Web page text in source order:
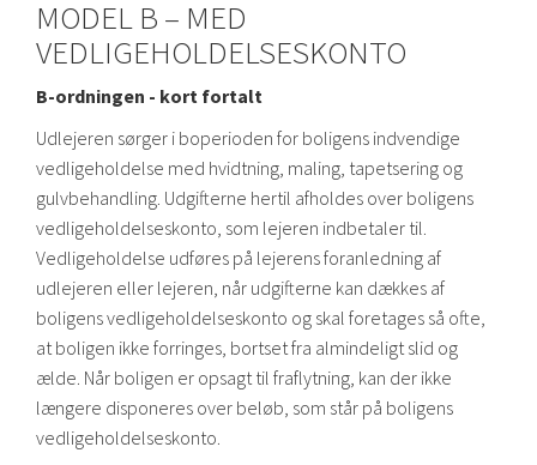
MODEL B – MED
VEDLIGEHOLDELSESKONTO
B-ordningen - kort fortalt
Udlejeren sørger i boperioden for boligens indvendige
vedligeholdelse med hvidtning, maling, tapetsering og
gulvbehandling. Udgifterne hertil afholdes over boligens
vedligeholdelseskonto, som lejeren indbetaler til.
Vedligeholdelse udføres på lejerens foranledning af
udlejeren eller lejeren, når udgifterne kan dækkes af
boligens vedligeholdelseskonto og skal foretages så ofte,
at boligen ikke forringes, bortset fra almindeligt slid og
ælde. Når boligen er opsagt til fraflytning, kan der ikke
længere disponeres over beløb, som står på boligens
vedligeholdelseskonto.